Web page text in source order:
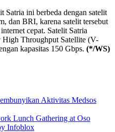
Satria ini berbeda dengan satelit
dan BRI, karena satelit tersebut
cepat. Satelit Satria
Throughput Satellite (V-
kapasitas 150 Gbps. (*/WS)
Aktivitas Medsos
Lunch Gathering at Oso
Infoblox